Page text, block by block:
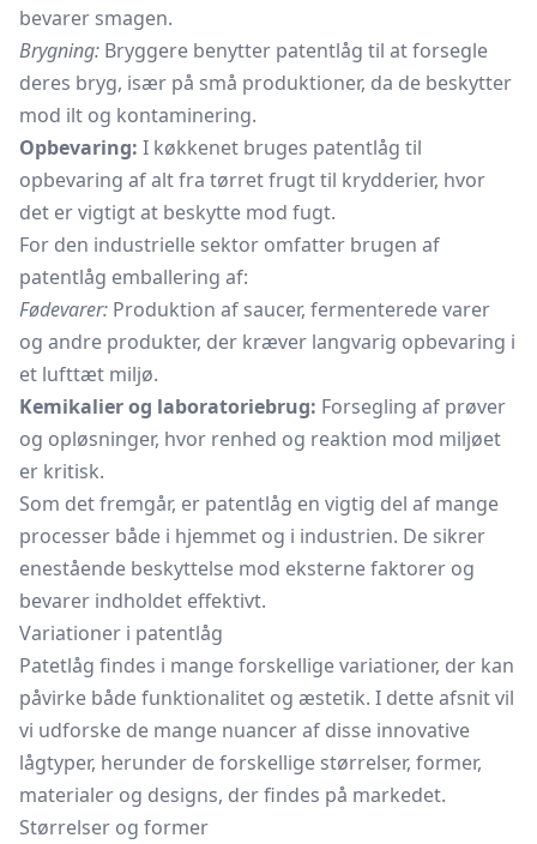
bevarer smagen.
Brygning: Bryggere benytter patentlåg til at forsegle
deres bryg, især på små produktioner, da de beskytter
mod ilt og kontaminering.
Opbevaring: I køkkenet bruges patentlåg til
opbevaring af alt fra tørret frugt til krydderier, hvor
det er vigtigt at beskytte mod fugt.
For den industrielle sektor omfatter brugen af
patentlåg emballering af:
Fødevarer: Produktion af saucer, fermenterede varer
og andre produkter, der kræver langvarig opbevaring i
et lufttæt miljø.
Kemikalier og laboratoriebrug: Forsegling af prøver
og opløsninger, hvor renhed og reaktion mod miljøet
er kritisk.
Som det fremgår, er patentlåg en vigtig del af mange
processer både i hjemmet og i industrien. De sikrer
enestående beskyttelse mod eksterne faktorer og
bevarer indholdet effektivt.
Variationer i patentlåg
Patetlåg findes i mange forskellige variationer, der kan
påvirke både funktionalitet og æstetik. I dette afsnit vil
vi udforske de mange nuancer af disse innovative
lågtyper, herunder de forskellige størrelser, former,
materialer og designs, der findes på markedet.
Størrelser og former